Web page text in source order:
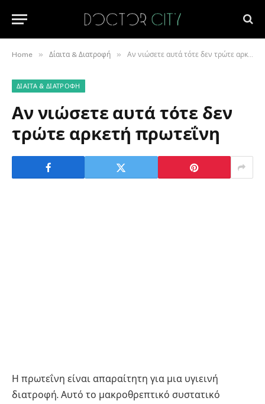
Home » Δίαιτα & Διατροφή » Αν νιώσετε αυτά τότε δεν τρώτε αρκετή πρωτεΐνη
ΔΊΑΙΤΑ & ΔΙΑΤΡΟΦΉ
Αν νιώσετε αυτά τότε δεν
τρώτε αρκετή πρωτεΐνη
Η πρωτεΐνη είναι απαραίτητη για μια υγιεινή
διατροφή. Αυτό το μακροθρεπτικό συστατικό